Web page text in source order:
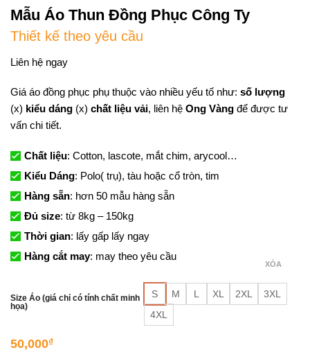
Mẫu Áo Thun Đồng Phục Công Ty
Thiết kế theo yêu cầu
Liên hệ ngay
Giá áo đồng phục phụ thuộc vào nhiều yếu tố như: số lượng
(x) kiểu dáng (x) chất liệu vải, liên hệ Ong Vàngđể được tư
vấn chi tiết.
Chất liệu: Cotton, lascote, mắt chim, arycool…
Kiểu Dáng: Polo( trụ), tàu hoặc cổ tròn, tim
Hàng sẵn: hơn 50 mẫu hàng sẵn
Đủ size: từ 8kg – 150kg
Thời gian: lấy gấp lấy ngay
Hàng cắt may: may theo yêu cầu
Size Áo (giá chỉ có tính chất minh
họa)
S M L XL 2XL
3XL
4XL
XÓA
50,000₫